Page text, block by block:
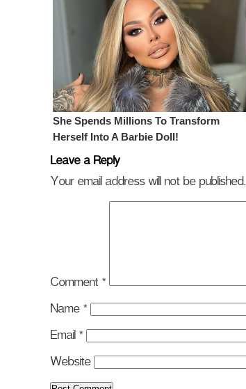
Leave a Reply
Your email address will not be published.
Comment *
Name *
Email *
Website